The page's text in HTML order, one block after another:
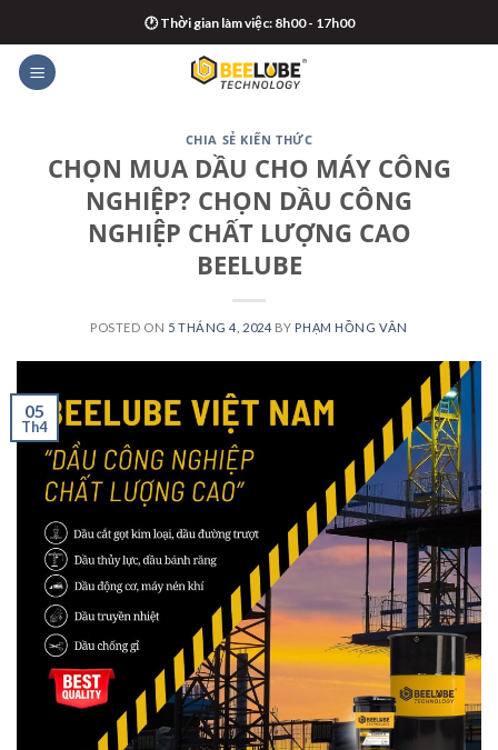
to
content
🕐 Thời gian làm việc: 8h00 - 17h00
CHIA SẺ KIẾN THỨC
CHỌN MUA DẦU CHO MÁY CÔNG
NGHIỆP? CHỌN DẦU CÔNG
NGHIỆP CHẤT LƯỢNG CAO
BEELUBE
POSTED ON 5 THÁNG 4, 2024 BY PHẠM HỒNG VÂN
05
Th4